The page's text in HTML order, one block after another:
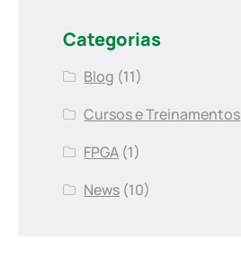
Categorias
Blog (11)
Cursos e Treinamentos
FPGA (1)
News (10)